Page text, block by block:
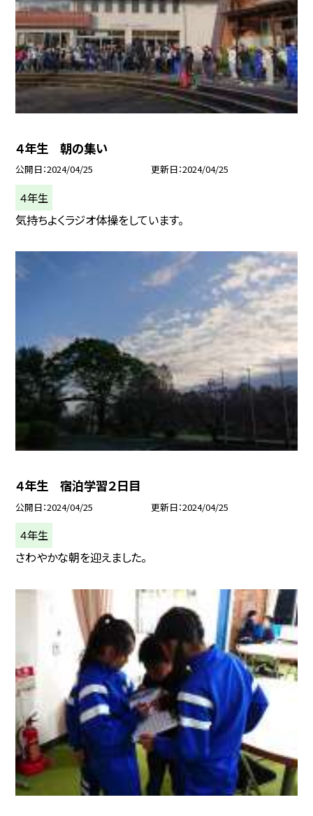
４年生 朝の集い
公開日 2024/04/25 更新日 2024/04/25
４年生
気持ちよくラジオ体操をしています。
４年生 宿泊学習２日目
公開日 2024/04/25 更新日 2024/04/25
４年生
さわやかな朝を迎えました。